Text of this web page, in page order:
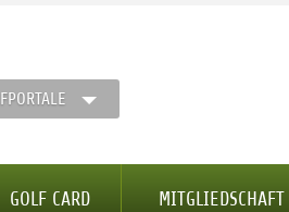
GOLF CARD MITGLIEDSCHAFT